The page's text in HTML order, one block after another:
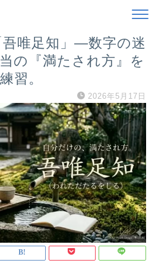
吾唯足知」―数字の迷
の『満たされ方』を
習。
2026年5月17日